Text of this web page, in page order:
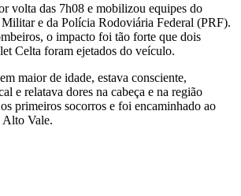
volta das 7h08 e mobilizou equipes do
e da Polícia Rodoviária Federal (PRF).
o impacto foi tão forte que dois
Celta foram ejetados do veículo.
maior de idade, estava consciente,
e relatava dores na cabeça e na região
primeiros socorros e foi encaminhado ao
Vale.